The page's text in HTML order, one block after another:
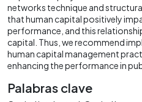
networks technique and
that human capital positively
performance, and this
capital. Thus, we recommend
human capital management
enhancing the performance in
Palabras clave